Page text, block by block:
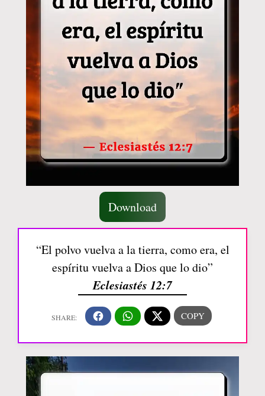
Download
“El polvo vuelva a la tierra, como era, el
espíritu vuelva a Dios que lo dio”
Eclesiastés 12:7